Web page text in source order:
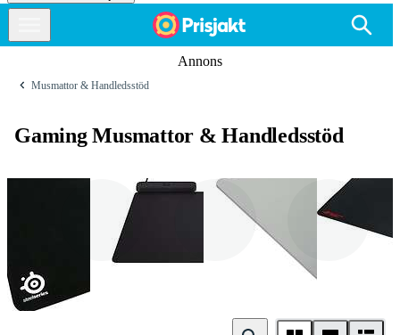
Annons
Musmattor & Handledsstöd
Gaming Musmattor & Handledsstöd
Razer